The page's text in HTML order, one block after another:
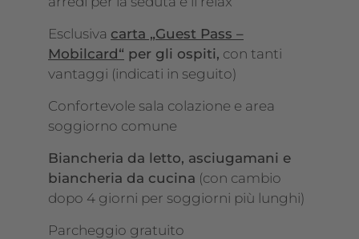
Esclusiva carta „Guest Pass –
Mobilcard“ per gli ospiti, con tanti
vantaggi (indicati in seguito)
Confortevole sala colazione e area
soggiorno comune
Biancheria da letto, asciugamani e
biancheria da cucina (con cambio
dopo 4 giorni per soggiorni più lunghi)
Parcheggio gratuito